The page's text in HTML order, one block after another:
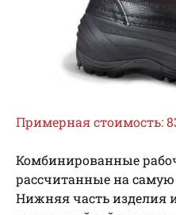
Примерная стоимость:
Комбинированные
рассчитанные на
Нижняя часть изделия